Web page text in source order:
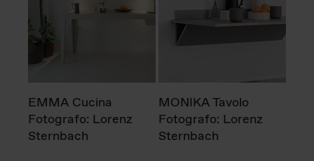
EMMA Cucina
Fotografo: Lorenz
Sternbach
MONIKA Tavolo
Fotografo: Lorenz
Sternbach